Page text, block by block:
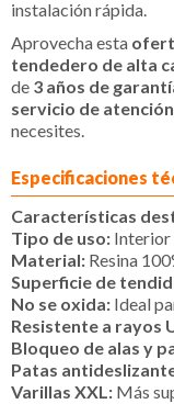
instalación rápida.
Aprovecha esta
tendedero de alta
de 3 años de
servicio de
necesites.
Especificaciones
Características
Tipo de uso: Interior
Material: Resina
Superficie de
No se oxida: Ideal
Resistente a rayos
Bloqueo de alas y
Patas
Varillas XXL: Más